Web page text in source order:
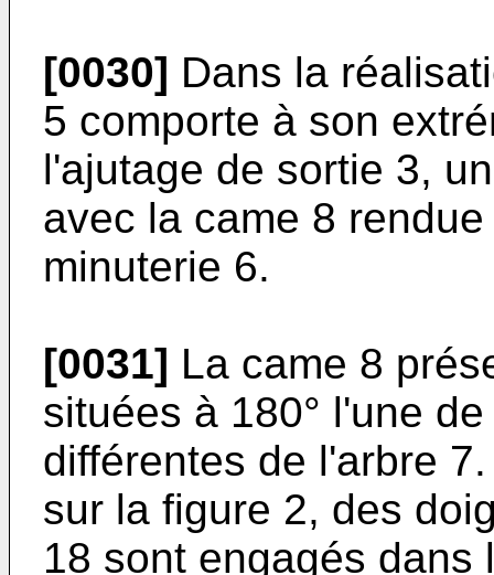
[0030] Dans la
5 comporte à son
l'ajutage de sortie 3,
avec la came 8
minuterie 6.
[0031] La came 8
situées à 180° l'une
différentes de l'arbre
sur la figure 2, des
18 sont engagés dans